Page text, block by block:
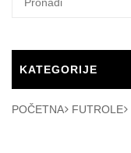
KATEGORIJE
POČETNA FUTROLE